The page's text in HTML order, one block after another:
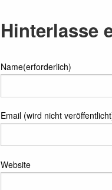
Hinterlasse
Name(erforderlich)
Email (wird nicht
Website